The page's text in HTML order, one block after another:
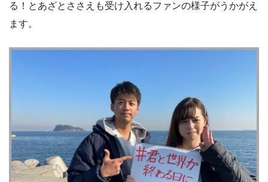
る！とあざとささえも受け入れるファンの様子がうかがえ
ます。